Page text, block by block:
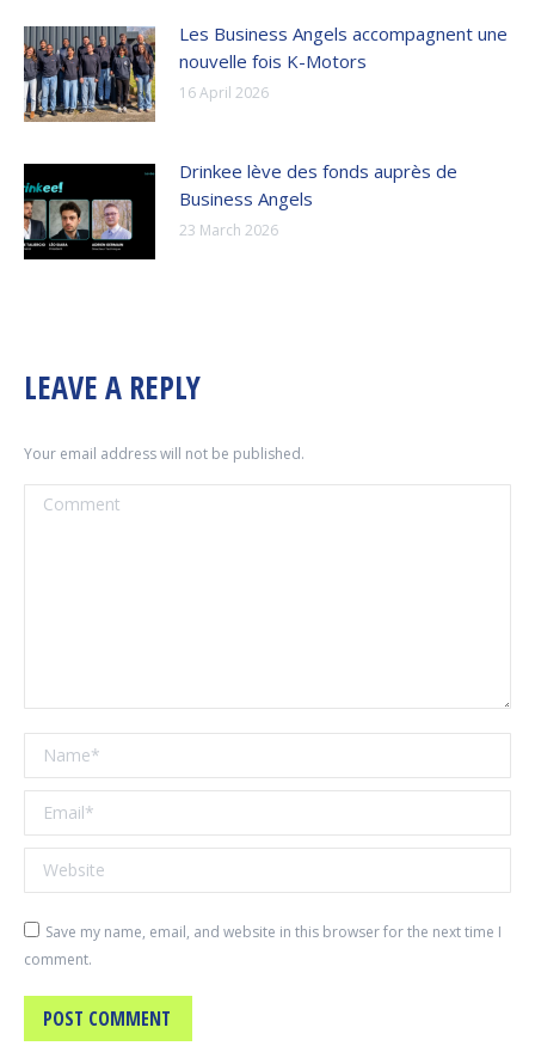
Les Business Angels accompagnent une
nouvelle fois K-Motors
16 April 2026
Drinkee lève des fonds auprès de
Business Angels
23 March 2026
LEAVE A REPLY
Your email address will not be published.
Comment
Name *
Email *
Website
Save my name, email, and website in this browser for the next time I
comment.
POST COMMENT